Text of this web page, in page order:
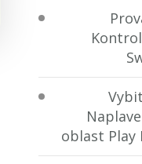
oblast Play